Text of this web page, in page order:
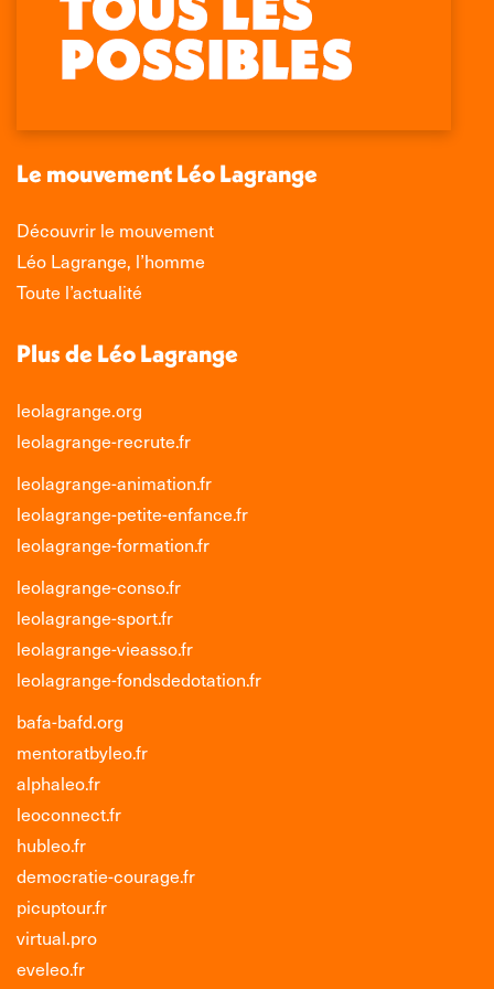
Facebook
s'ouvre
une
fenêtre
page
X
s'ouvre
une
fenêtre
page
LinkedIn
s'ouvre
une
fenêtre
page
Instagram
s'ouvre
une
nouvelle
fenêtre
Le mouvement Léo Lagrange
Découvrir le mouvement
Léo Lagrange, l’homme
Toute l’actualité
Plus de Léo Lagrange
leolagrange.org
leolagrange-recrute.fr
leolagrange-animation.fr
leolagrange-petite-enfance.fr
leolagrange-formation.fr
leolagrange-conso.fr
leolagrange-sport.fr
leolagrange-vieasso.fr
leolagrange-fondsdedotation.fr
bafa-bafd.org
mentoratbyleo.fr
alphaleo.fr
leoconnect.fr
hubleo.fr
democratie-courage.fr
picuptour.fr
virtual.pro
eveleo.fr